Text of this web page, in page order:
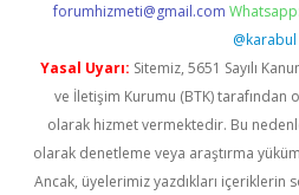
forumhizmeti@gmail.com
@karabul
Yasal Uyarı: Sitemiz, 5651 Sayılı
ve İletişim Kurumu (BTK) tarafından
olarak hizmet vermektedir. Bu
olarak denetleme veya araştırma
Ancak, üyelerimiz yazdıkları içeriklerin